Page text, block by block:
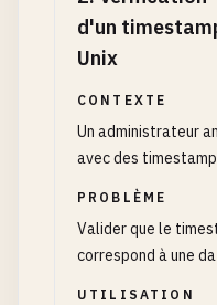
d'un
Unix
CONTEXTE
Un administrateur
avec des
PROBLÈME
Valider que le
correspond à une
UTILISATION